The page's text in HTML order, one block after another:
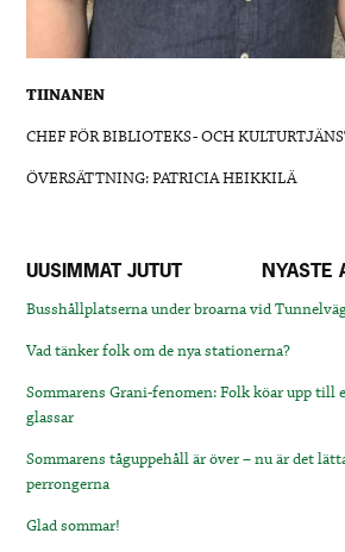
TIINANEN
CHEF FÖR BIBLIOTEKS- OCH
ÖVERSÄTTNING: PATRICIA HEIKKILÄ
UUSIMMAT JUTUT NYASTE
Busshållplatserna under broarna vid
Vad tänker folk om de nya stationerna?
Sommarens Grani-fenomen: Folk köar upp
glassar
Sommarens tåguppehåll är över – nu är det
perrongerna
Glad sommar!